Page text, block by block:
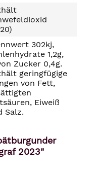
302kj,
1,2g,
Zucker 0,4g.
geringfügige
von Fett,
Eiweiß
Salz.
2023"